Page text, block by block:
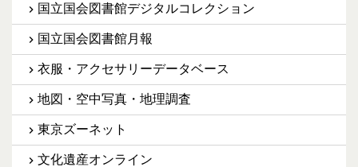
国立国会図書館デジタルコレクション
国立国会図書館月報
衣服・アクセサリーデータベース
地図・空中写真・地理調査
東京ズーネット
文化遺産オンライン